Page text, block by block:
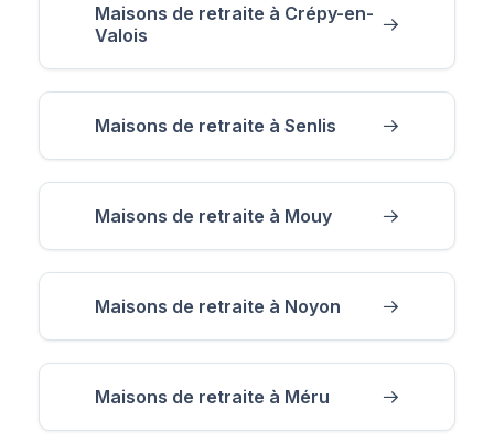
Maisons de retraite à Crépy-en-
Valois
Maisons de retraite à Senlis
Maisons de retraite à Mouy
Maisons de retraite à Noyon
Maisons de retraite à Méru